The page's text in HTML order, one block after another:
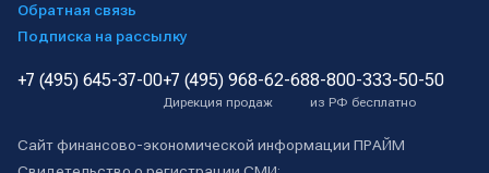
Обратная связь
Подписка на рассылку
+7 (495) 645-37-00+7 (495) 968-62-68
Дирекция продаж
8-800-333-50-50
из РФ бесплатно
Сайт финансово-экономической информации ПРАЙМ